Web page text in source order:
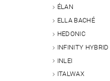
ÉLAN
ELLA BACHÉ
HEDONIC
INFINITY HYBRID
INLEI
ITALWAX